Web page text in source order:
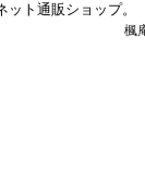
ト通販ショップ。
楓